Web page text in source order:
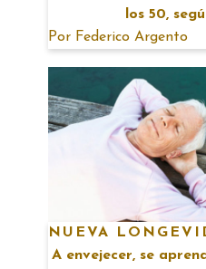
los 50,
Por Federico Argento
NUEVA
A envejecer, se